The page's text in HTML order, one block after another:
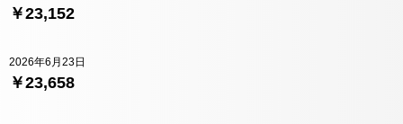
￥23,152
￥23,658
2026年6月23日